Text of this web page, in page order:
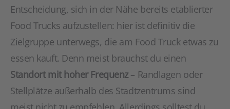
Entscheidung, sich in der Nähe bereits etablierter
Food Trucks aufzustellen: hier ist definitiv die
Zielgruppe unterwegs, die am Food Truck etwas zu
essen kauft. Denn meist brauchst du einen
Standort mit hoher Frequenz– Randlagen oder
Stellplätze außerhalb des Stadtzentrums sind